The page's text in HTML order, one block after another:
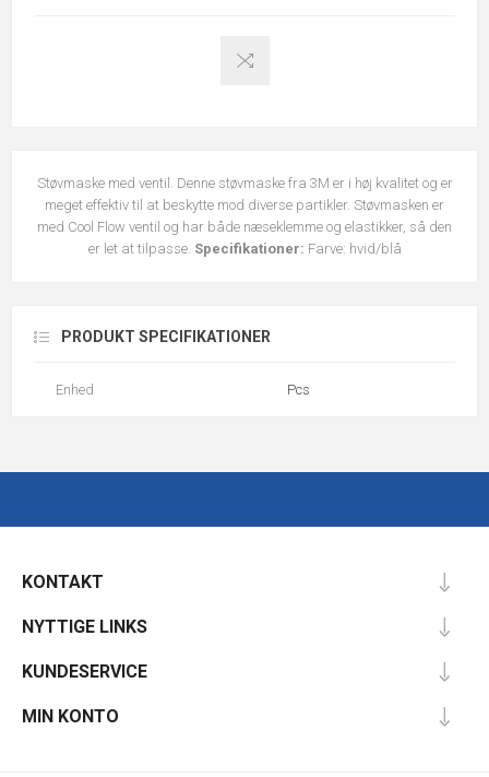
Støvmaske med ventil. Denne støvmaske fra 3M er i høj kvalitet og er
meget effektiv til at beskytte mod diverse partikler. Støvmasken er
med Cool Flow ventil og har både næseklemme og elastikker, så den
er let at tilpasse. Specifikationer: Farve: hvid/blå
PRODUKT SPECIFIKATIONER
Enhed Pcs
KONTAKT
NYTTIGE LINKS
KUNDESERVICE
MIN KONTO